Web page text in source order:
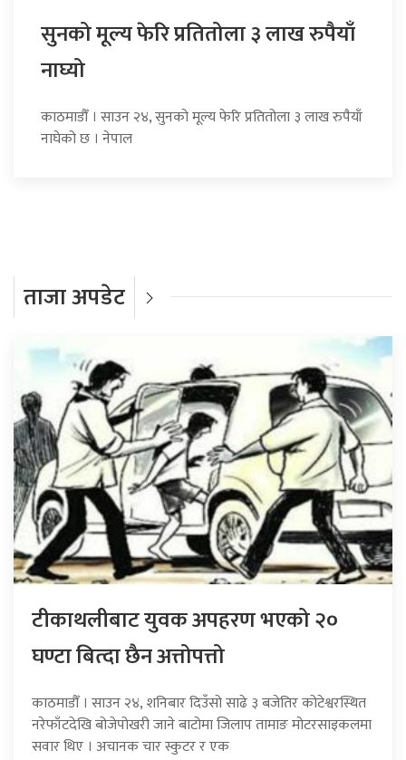
सुनको मूल्य फेरि प्रतितोला ३ लाख रुपैयाँ
नाघ्यो
काठमाडौँ । साउन २४, सुनको मूल्य फेरि प्रतितोला ३ लाख रुपैयाँ
नाघेको छ । नेपाल
ताजा अपडेट
टीकाथलीबाट युवक अपहरण भएको २०
घण्टा बित्दा छैन अत्तोपत्तो
काठमाडौँ । साउन २४, शनिबार दिउँसो साढे ३ बजेतिर कोटेश्वरस्थित
नरेफाँटदेखि बोजेपोखरी जाने बाटोमा जिलाप तामाङ मोटरसाइकलमा
सवार थिए । अचानक चार स्कुटर र एक